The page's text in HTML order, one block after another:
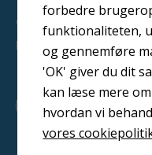
Vi leverer professionelle
hele Danmark
L
i
n
k
Y
o
u
t
forbedre
funktionaliteten,
og gennemføre
'OK' giver du dit
kan læse mere
hvordan vi
vores